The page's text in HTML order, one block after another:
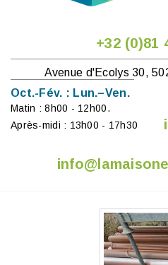
+32 (0)81
Avenue d'Ecolys 30,
Oct.-Fév. : Lun.–Ven.
Matin : 8h00 - 12h00.
Après-midi : 13h00 - 17h30